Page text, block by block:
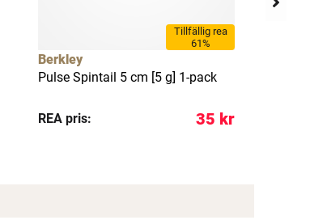
Tillfällig rea
61%
Berkley
Pulse Spintail 5 cm [5 g] 1-pack
REA pris: 35 kr